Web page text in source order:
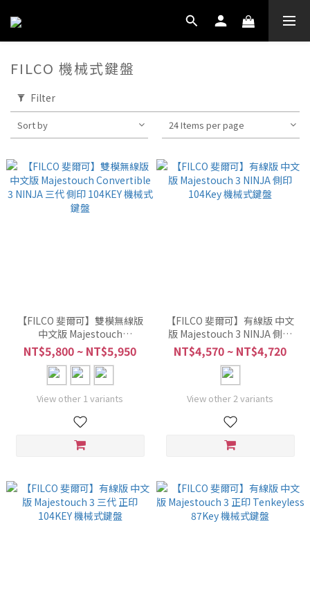
FILCO 機械式鍵盤
Filter
Sort by 24 Items per page
【FILCO 斐爾可】雙模無線版
中文版 Majestouch
Convertible 3 NINJA 三代 側
印 104KEY 機械式鍵盤
NT$5,800 ~ NT$5,950
View other 1 variants
【FILCO 斐爾可】有線版 中文
版 Majestouch 3 NINJA 側印
104Key 機械式鍵盤
NT$4,570 ~ NT$4,720
View other 2 variants